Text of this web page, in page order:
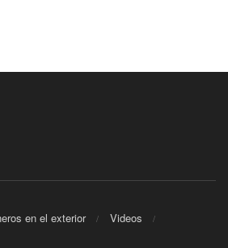
en el exterior
Videos